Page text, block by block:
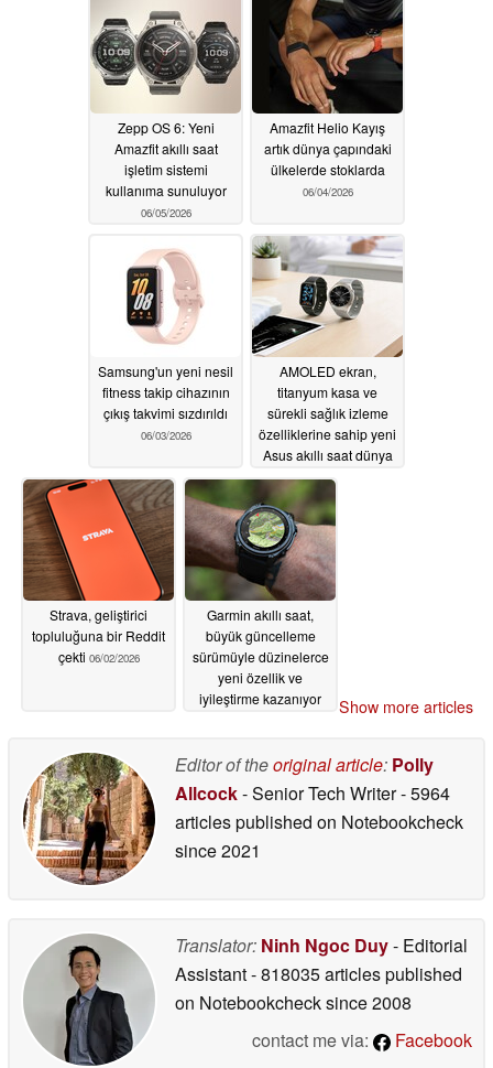
Zepp OS 6: Yeni
Amazfit akıllı saat
işletim sistemi
kullanıma sunuluyor
06/05/2026
Amazfit Helio Kayış
artık dünya çapındaki
ülkelerde stoklarda
06/04/2026
Samsung'un yeni nesil
fitness takip cihazının
çıkış takvimi sızdırıldı
06/03/2026
AMOLED ekran,
titanyum kasa ve
sürekli sağlık izleme
özelliklerine sahip yeni
Asus akıllı saat dünya
çapında piyasaya
sürüldü
Strava, geliştirici
topluluğuna bir Reddit
çekti 06/02/2026
Garmin akıllı saat,
büyük güncelleme
sürümüyle düzinelerce
yeni özellik ve
iyileştirme kazanıyor
Show more articles
Editor of theoriginal article: Polly
Allcock- Senior Tech Writer- 5964
articles published on Notebookcheck
since 2021
Translator: Ninh Ngoc Duy- Editorial
Assistant- 818035 articles published
on Notebookchecksince 2008
contact me via:
Facebook